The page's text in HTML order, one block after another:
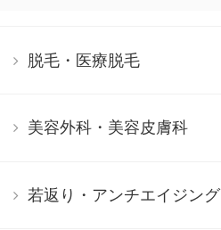
脱毛・医療脱毛
美容外科・美容皮膚科
若返り・アンチエイジング